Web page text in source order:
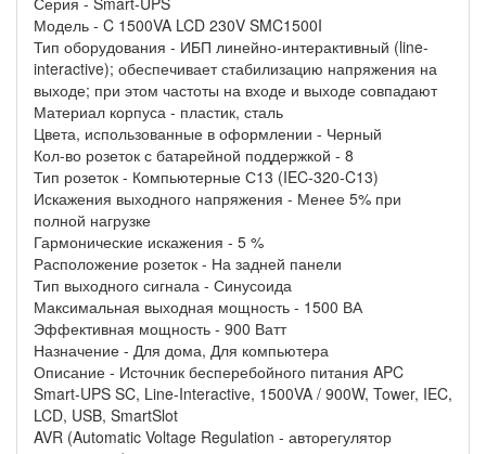
Модель - C 1500VA LCD 230V SMC1500I
Тип оборудования - ИБП линейно-интерактивный (line-
interactive); обеспечивает стабилизацию напряжения на
выходе; при этом частоты на входе и выходе совпадают
Материал корпуса - пластик, сталь
Цвета, использованные в оформлении - Черный
Кол-во розеток с батарейной поддержкой - 8
Тип розеток - Компьютерные С13 (IEC-320-C13)
Искажения выходного напряжения - Менее 5% при
полной нагрузке
Гармонические искажения - 5 %
Расположение розеток - На задней панели
Тип выходного сигнала - Синусоида
Максимальная выходная мощность - 1500 ВА
Эффективная мощность - 900 Ватт
Назначение - Для дома, Для компьютера
Описание - Источник бесперебойного питания APC
Smart-UPS SC, Line-Interactive, 1500VA / 900W, Tower, IEC,
LCD, USB, SmartSlot
AVR (Automatic Voltage Regulation - авторегулятор